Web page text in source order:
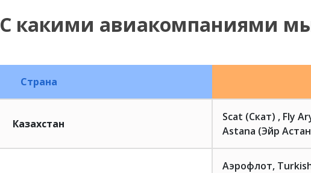
С какими авиакомпаниями
Страна
Казахстан
Scat (Скат) , Fly
Astana (Эйр
Аэрофлот,